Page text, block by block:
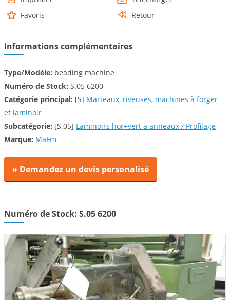
Favoris
Retour
Informations complémentaires
Type/Modèle: beading machine
Numéro de Stock: S.05 6200
Catégorie principal: [S] Marteaux, riveuses, machines à forger
et laminoir
Subcatégorie: [S.05] Laminoirs hor+vert a anneaux / Profilage
Marque: MaFm
» Demandez un devis personalisé
Numéro de Stock: S.05 6200